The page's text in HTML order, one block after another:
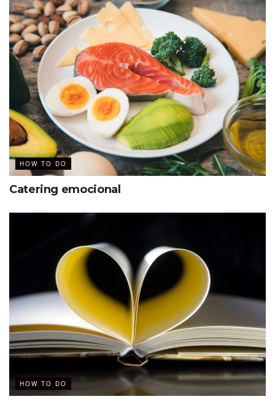
HOW TO DO
Catering emocional
HOW TO DO